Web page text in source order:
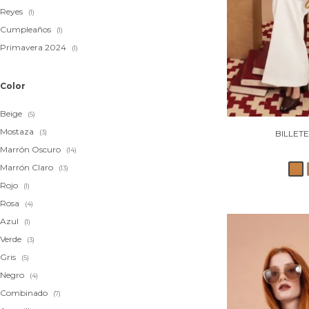
Reyes (1)
Cumpleaños (1)
Primavera 2024 (1)
Color
Beige (5)
Mostaza (3)
Marrón Oscuro (14)
Marrón Claro (13)
Rojo (1)
Rosa (4)
Azul (1)
Verde (3)
Gris (5)
Negro (4)
Combinado (7)